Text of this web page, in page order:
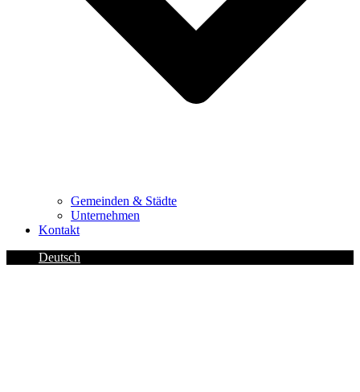
Gemeinden & Städte
Unternehmen
Kontakt
Deutsch